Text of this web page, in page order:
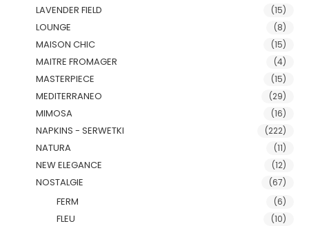
LAVENDER FIELD (15)
LOUNGE (8)
MAISON CHIC (15)
MAITRE FROMAGER (4)
MASTERPIECE (15)
MEDITERRANEO (29)
MIMOSA (16)
NAPKINS - SERWETKI (222)
NATURA (11)
NEW ELEGANCE (12)
NOSTALGIE (67)
FERM (6)
FLEU (10)